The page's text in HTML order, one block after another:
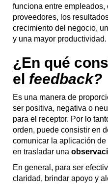
funciona entre empleados,
proveedores, los
crecimiento del negocio,
y una mayor productividad.
¿En qué
el feedback?
Es una manera de
ser positiva, negativa o
para el receptor. Por lo
orden, puede consistir en
comunicar la aplicación de
en trasladar una
En general, para ser
claridad, brindar apoyo y